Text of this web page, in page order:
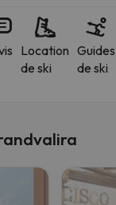
Location
de ski
Guides
de ski